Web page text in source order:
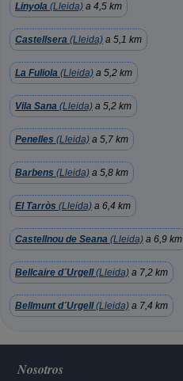
Linyola (Lleida) a 4,5 km
Castellsera (Lleida) a 5,1 km
La Fuliola (Lleida) a 5,2 km
Vila Sana (Lleida) a 5,2 km
Penelles (Lleida) a 5,7 km
Barbens (Lleida) a 5,8 km
El Tarròs (Lleida) a 6,4 km
Castellnou de Seana (Lleida) a 6,9 km
Bellcaire d´Urgell(Lleida) a 7,2 km
Bellmunt d´Urgell(Lleida) a 7,4 km
Nosotros